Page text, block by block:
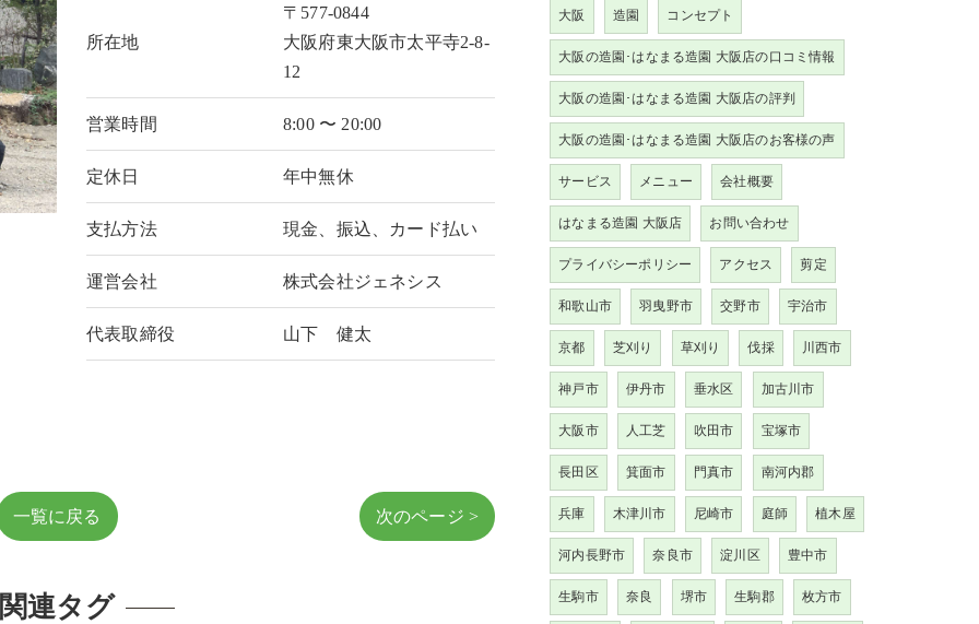
所在地
〒577-0844
大阪府東大阪市太平寺2-8-
12
営業時間 8:00 〜 20:00
定休日 年中無休
支払方法 現金、振込、カード払い
運営会社 株式会社ジェネシス
代表取締役 山下 健太
一覧に戻る 次のページ >
関連タグ
大阪 造園 コンセプト
大阪の造園･はなまる造園 大阪店の口コミ情報
大阪の造園･はなまる造園 大阪店の評判
大阪の造園･はなまる造園 大阪店のお客様の声
サービス メニュー 会社概要
はなまる造園 大阪店 お問い合わせ
プライバシーポリシー アクセス 剪定
和歌山市 羽曳野市 交野市 宇治市
京都 芝刈り 草刈り 伐採 川西市
神戸市 伊丹市 垂水区 加古川市
大阪市 人工芝 吹田市 宝塚市
長田区 箕面市 門真市 南河内郡
兵庫 木津川市 尼崎市 庭師 植木屋
河内長野市 奈良市 淀川区 豊中市
生駒市 奈良 堺市 生駒郡 枚方市